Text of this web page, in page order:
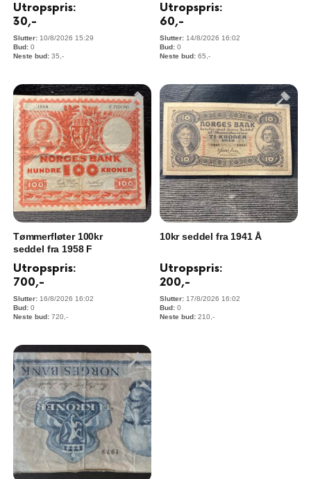
Utropspris:
30,-
10/8/2026 15:29
0
35 ,-
Utropspris:
60,-
14/8/2026 16:02
0
65 ,-
Tømmerfløter 100kr
seddel fra 1958 F
Utropspris:
700,-
16/8/2026 16:02
0
720 ,-
10kr seddel fra 1941 Å
Utropspris:
200,-
17/8/2026 16:02
0
210 ,-